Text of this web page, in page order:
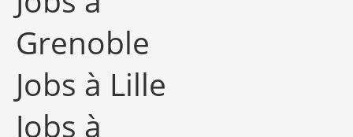
Grenoble
Jobs à Lille
Jobs à